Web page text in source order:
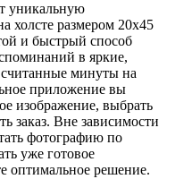
уникальную
холсте размером 20х45
и быстрый способ
в яркие,
минуты на
приложение вы
изображение, выбрать
заказ. Вне зависимости
фотографию по
уже готовое
оптимальное решение.